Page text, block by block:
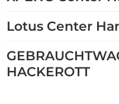
Lotus Center
HACKEROTT